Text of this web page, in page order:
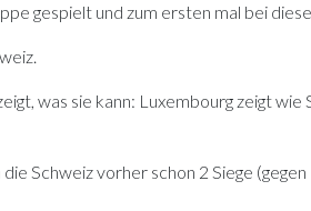
gespielt und zum ersten mal bei
was sie kann: Luxembourg zeigt wie
Schweiz vorher schon 2 Siege